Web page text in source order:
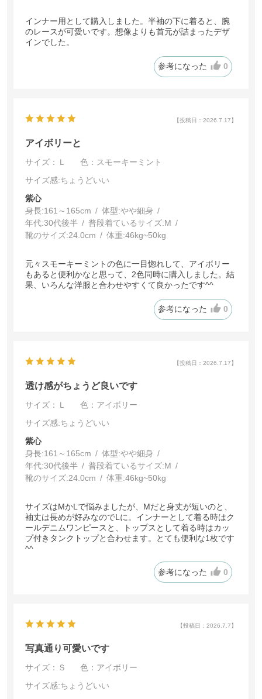
インナー用として購入しました。半袖の下に着ると、腕
のレースが可愛いです。想像よりも首元が詰まったデザ
インでした。
参考になった 0
【投稿日：2026.7.17】
アイボリーと
サイズ：Ｌ
色：スモーキーミント
サイズ感:ちょうどいい
紫心
身長:161～165cm 体型:細身
年代:30代後半 普段着ているサイズ:M
靴のサイズ:24.0cm 体重:46kg~50kg
元々スモーキーミントの色に一目惚れして、アイボリー
もあると便利かなと思って、2色同時に購入しました。結
果、いろんな洋服と合わせやすくて良かったです^^
参考になった 0
【投稿日：2026.7.17】
透け感がちょうど良いです
サイズ：Ｌ
色：アイボリー
サイズ感:ちょうどいい
紫心
身長:161～165cm 体型:細身
年代:30代後半 普段着ているサイズ:M
靴のサイズ:24.0cm 体重:46kg~50kg
サイズはMかLで悩みましたが、Mだと身丈が短いのと、
袖丈は長めが好みなのでLに。インナーとして着る時はク
ールデニムワンピースと、トップスとして着る時はカッ
プ付きタンクトップと合わせます。とても便利な1枚です
^^
参考になった 0
【投稿日：2026.7.7】
写真通り可愛いです
サイズ：Ｓ
色：アイボリー
サイズ感:ちょうどいい